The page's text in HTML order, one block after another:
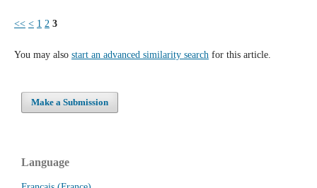
<< < 1 2 3
You may also start an advanced similarity search for this article.
Make a Submission
Language